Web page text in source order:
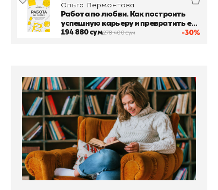
-30%
Ольга Лермонтова
Работа по любви. Как построить
успешную карьеру и превратить ее
в источник вдохновения и счастья
194 880 сум278 400 сум